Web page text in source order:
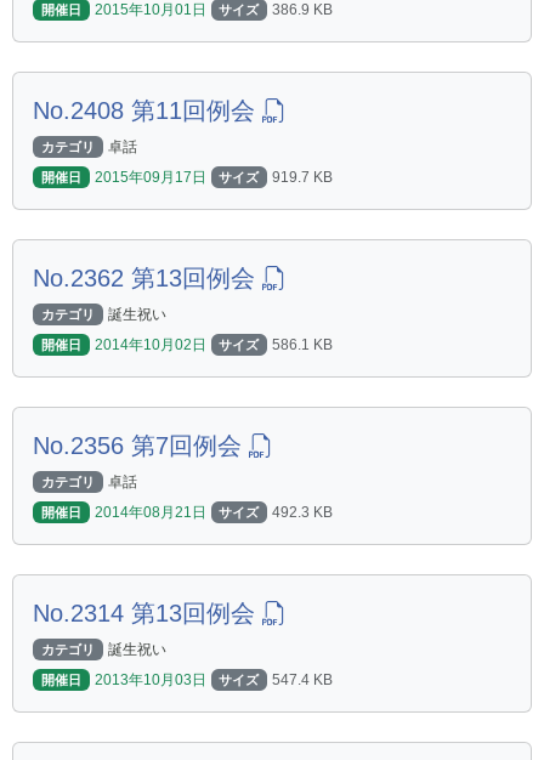
開催日 2015年10月01日 サイズ 386.9 KB
No.2408 第11回例会
カテゴリ 卓話
開催日 2015年09月17日 サイズ 919.7 KB
No.2362 第13回例会
カテゴリ 誕生祝い
開催日 2014年10月02日 サイズ 586.1 KB
No.2356 第7回例会
カテゴリ 卓話
開催日 2014年08月21日 サイズ 492.3 KB
No.2314 第13回例会
カテゴリ 誕生祝い
開催日 2013年10月03日 サイズ 547.4 KB